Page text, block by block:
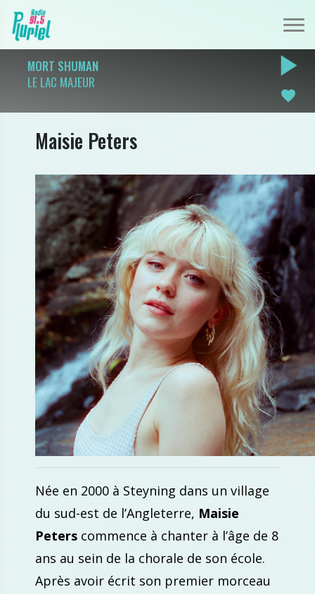
MORT SHUMAN
LE LAC MAJEUR
play_arrow
favorite
Maisie Peters
Née en 2000 à Steyning dans un village
du sud-est de l’Angleterre, Maisie
Peters commence à chanter à l’âge de 8
ans au sein de la chorale de son école.
Après avoir écrit son premier morceau